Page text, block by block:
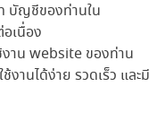
บัญชีของท่านใน
เนื่อง
าน website ของท่าน
งานได้ง่าย รวดเร็ว และมี